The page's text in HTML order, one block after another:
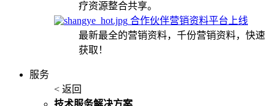
疗资源整合共享。
合作伙伴营销资料平台上线
最新最全的营销资料，千份营销资料，快速
获取！
服务
< 返回